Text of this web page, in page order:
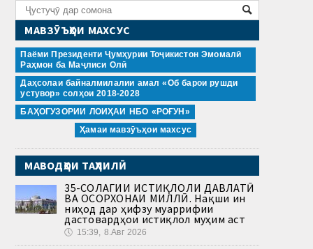
МАВЗӮЪҲОИ МАХСУС
Паёми Президенти Ҷумҳурии Тоҷикистон Эмомалӣ
Раҳмон ба Маҷлиси Олӣ
Даҳсолаи байналмилалии амал «Об барои рушди
устувор» солҳои 2018-2028
БАҲОГУЗОРИИ ЛОИҲАИ НБО «РОҒУН»
Ҳамаи мавзӯъҳои махсус
МАВОДҲОИ ТАҲЛИЛӢ
35-СОЛАГИИ ИСТИҚЛОЛИ ДАВЛАТӢ
ВА ОСОРХОНАИ МИЛЛӢ. Нақши ин
ниҳод дар ҳифзу муаррифии
дастовардҳои истиқлол муҳим аст
🕔 15:39, 8.Авг 2026